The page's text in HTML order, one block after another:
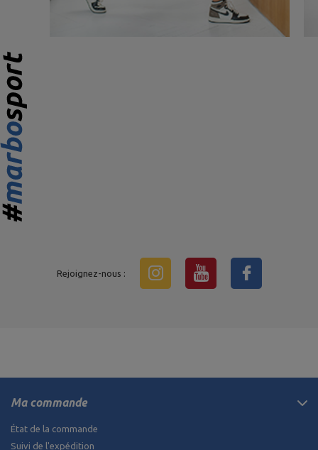
Rejoignez-nous :
Ma commande
État de la commande
Suivi de l'expédition